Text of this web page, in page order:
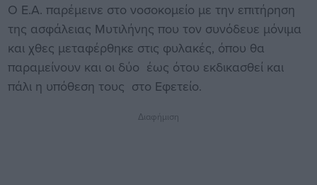
Ο Ε.Α. παρέμεινε στο νοσοκομείο με την επιτήρηση
της ασφάλειας Μυτιλήνης που τον συνόδευε μόνιμα
και χθες μεταφέρθηκε στις φυλακές, όπου θα
παραμείνουν και οι δύο έως ότου εκδικασθεί και
πάλι η υπόθεση τους στο Εφετείο.
Διαφήμιση